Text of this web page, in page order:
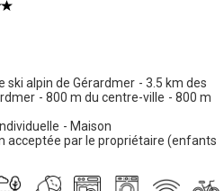
ski alpin de Gérardmer 3.5 km des
800 m du centre-ville
800 m
Maison
acceptée par le propriétaire (enfants